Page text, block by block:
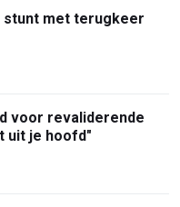
stunt met terugkeer
voor revaliderende
uit je hoofd"